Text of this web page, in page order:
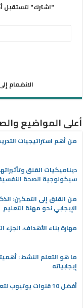
"اشترك" لتستقبل
الانضمام إلى 27.6 من آلاف المشتركين
أعلى المواضيع
من أهم استراتيجيات
ديناميكيات القلق
سيكولوجية الصحة
من القلق إلى التمكين:
الإيجابي نحو مهنة التعليم
مهارة بناء الأهداف، الجزء
ما هو التعلم النشط :
إيجابياته
أفضل 10 قنوات يوتيوب لتعليم اللغة العربية للأطفال